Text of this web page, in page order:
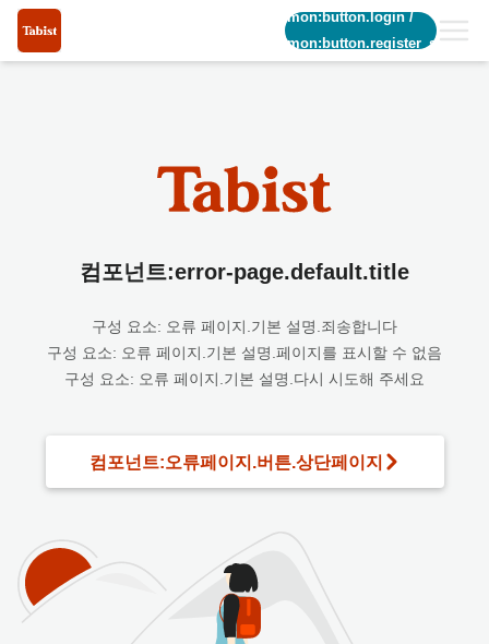
common:button.login/
common:button.register_short
컴포넌트:error-page.default.title
구성 요소: 오류 페이지.기본 설명.죄송합니다
구성 요소: 오류 페이지.기본 설명.페이지를 표시할 수 없음
구성 요소: 오류 페이지.기본 설명.다시 시도해 주세요
컴포넌트:오류페이지.버튼.상단페이지